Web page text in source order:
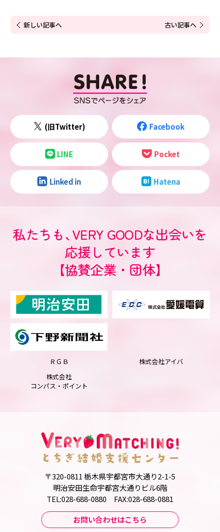
新しい記事へ 古い記事へ
(旧Twitter) Facebook
LINE Pocket
Linked in Hatena
私たちも、VERY GOODな出会いを
応援しています
【協賛企業・団体】
ＲＧＢ
株式会社アイバ
株式会社
コンパス・ポイント
〒320-0811 栃木県宇都宮市大通り2-1-5
明治安田生命宇都宮大通りビル6階
TEL:028-688-0880 FAX:028-688-0881
お問い合わせはこちら